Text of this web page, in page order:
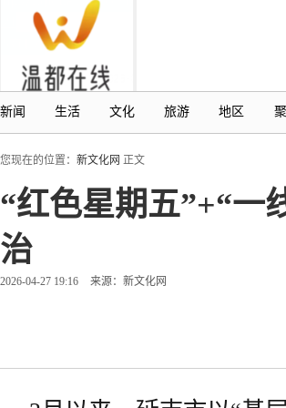
新闻 生活 文化 旅游 地区
您现在的位置： 新文化网 正文
“红色星期五”+“一
治
2026-04-27 19:16 来源：新文化网